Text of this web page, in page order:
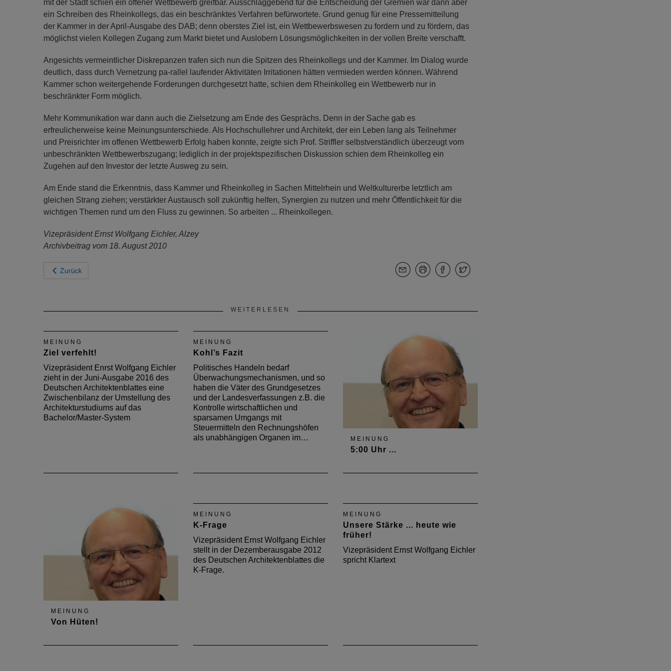
mit der Stadt schien ein offener Wettbewerb greifbar. Ausschlaggebend für die Entscheidung der Gremien war dann aber
ein Schreiben des Rheinkollegs, das ein beschränktes Verfahren befürwortete. Grund genug für eine Pressemitteilung
der Kammer in der April-Ausgabe des DAB; denn oberstes Ziel ist, ein Wettbewerbswesen zu fordern und zu fördern, das
möglichst vielen Kollegen Zugang zum Markt bietet und Auslobern Lösungsmöglichkeiten in der vollen Breite verschafft.
Angesichts vermeintlicher Diskrepanzen trafen sich nun die Spitzen des Rheinkollegs und der Kammer. Im Dialog wurde
deutlich, dass durch Vernetzung pa-rallel laufender Aktivitäten Irritationen hätten vermieden werden können. Während
Kammer schon weitergehende Forderungen durchgesetzt hatte, schien dem Rheinkolleg ein Wettbewerb nur in
beschränkter Form möglich.
Mehr Kommunikation war dann auch die Zielsetzung am Ende des Gesprächs. Denn in der Sache gab es
erfreulicherweise keine Meinungsunterschiede. Als Hochschullehrer und Architekt, der ein Leben lang als Teilnehmer
und Preisrichter im offenen Wettbewerb Erfolg haben konnte, zeigte sich Prof. Striffler selbstverständlich überzeugt vom
unbeschränkten Wettbewerbszugang; lediglich in der projektspezifischen Diskussion schien dem Rheinkolleg ein
Zugehen auf den Investor der letzte Ausweg zu sein.
Am Ende stand die Erkenntnis, dass Kammer und Rheinkolleg in Sachen Mittelrhein und Weltkulturerbe letztlich am
gleichen Strang ziehen; verstärkter Austausch soll zukünftig helfen, Synergien zu nutzen und mehr Öffentlichkeit für die
wichtigen Themen rund um den Fluss zu gewinnen. So arbeiten ... Rheinkollegen.
Vizepräsident Ernst Wolfgang Eichler, Alzey
Archivbeitrag vom 18. August 2010
Zurück
WEITERLESEN
MEINUNG
Ziel verfehlt!
Vizepräsident Enrst Wolfgang Eichler
zieht in der Juni-Ausgabe 2016 des
Deutschen Architektenblattes eine
Zwischenbilanz der Umstellung des
Architekturstudiums auf das
Bachelor/Master-System
MEINUNG
Kohl’s Fazit
Politisches Handeln bedarf
Überwachungsmechanismen, und so
haben die Väter des Grundgesetzes
und der Landesverfassungen z.B. die
Kontrolle wirtschaftlichen und
sparsamen Umgangs mit
Steuermitteln den Rechnungshöfen
als unabhängigen Organen im…
MEINUNG
5:00 Uhr ...
Nürburgring herausragende
Architektur entstanden wäre?
MEINUNG
Von Hüten!
MEINUNG
K-Frage
Vizepräsident Ernst Wolfgang Eichler
stellt in der Dezemberausgabe 2012
des Deutschen Architektenblattes die
K-Frage.
MEINUNG
Unsere Stärke ... heute wie
früher!
Vizepräsident Ernst Wolfgang Eichler
spricht Klartext